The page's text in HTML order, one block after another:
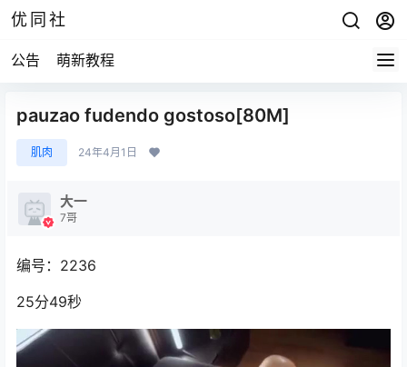
优同社
公告 萌新教程
pauzao fudendo gostoso[80M]
肌肉 24年4月1日
大一
7哥
编号：2236
25分49秒